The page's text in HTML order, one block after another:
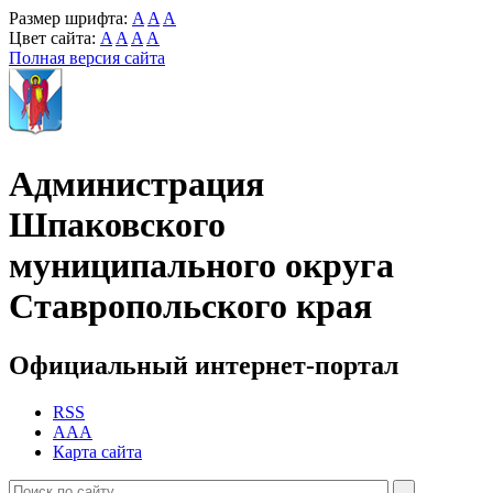
Размер шрифта: A A A
Цвет сайта: A A A A
Полная версия сайта
Администрация
Шпаковского
муниципального округа
Ставропольского края
Официальный интернет-портал
RSS
AAA
Карта сайта